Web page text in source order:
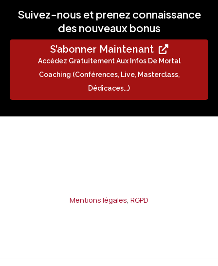
Suivez-nous et prenez connaissance
des nouveaux bonus
S’abonner Maintenant
Accédez Gratuitement Aux Infos De Mortal
Coaching (conférences, Live, Masterclass,
Dédicaces...)
Mentions légales RGPD